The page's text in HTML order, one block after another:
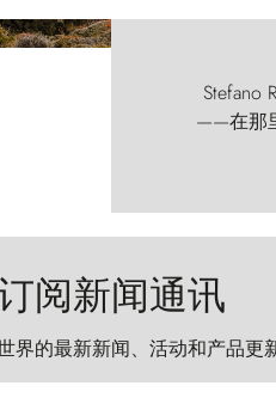
Stefano
——在那
阅新闻通讯
界的最新新闻、活动和产品更